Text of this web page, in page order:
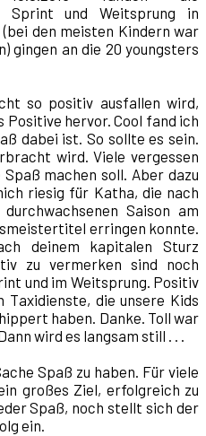
Sprint und Weitsprung in
den meisten Kindern war
gingen an die 20 youngsters
so positiv ausfallen wird,
Positive hervor. Cool fand ich
dabei ist. So sollte es sein.
wird. Viele vergessen
machen soll. Aber dazu
riesig für Katha, die nach
Saison am
erringen konnte.
deinem kapitalen Sturz
zu vermerken sind noch
und im Weitsprung. Positiv
Taxidienste, die unsere Kids
haben. Danke. Toll war
wird es langsam still . . .
Spaß zu haben. Für viele
großes Ziel, erfolgreich zu
Spaß, noch stellt sich der
ein.